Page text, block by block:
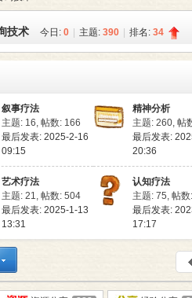
技术 今日: 0 主题: 390 排名: 34
叙事疗法
主题: 16, 帖数: 166
最后发表: 2025-2-16
09:15
精神分析
主题: 260, 帖
最后发表:
20:36
艺术疗法
主题: 21, 帖数: 504
最后发表: 2025-1-13
13:31
认知疗法
主题: 75, 帖
最后发表:
17:17